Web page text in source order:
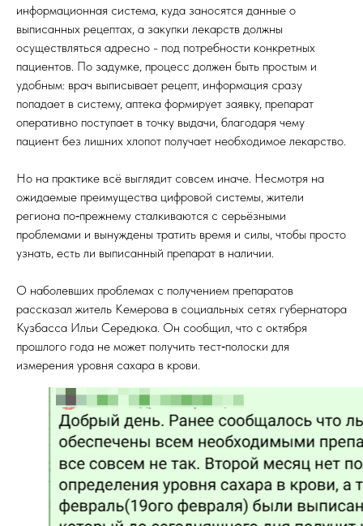
информационная система, куда заносятся данные о
выписанных рецептах, а закупки лекарств должны
осуществляться адресно - под потребности конкретных
пациентов. По задумке, процесс должен быть простым и
удобным: врач выписывает рецепт, информация сразу
попадает в систему, аптека формирует заявку, препарат
оперативно поступает в точку выдачи, благодаря чему
пациент без лишних хлопот получает необходимое лекарство.
Но на практике всё выглядит совсем иначе. Несмотря на
ожидаемые преимущества цифровой системы, жители
региона по‑прежнему сталкиваются с серьёзными
проблемами и вынуждены тратить время и силы, чтобы просто
узнать, есть ли выписанный препарат в наличии.
О наболевших проблемах с получением препаратов
рассказал житель Кемерова в социальных сетях губернатора
Кузбасса Ильи Середюка. Он сообщил, что с октября
прошлого года не может получить тест‑полоски для
измерения уровня сахара в крови.